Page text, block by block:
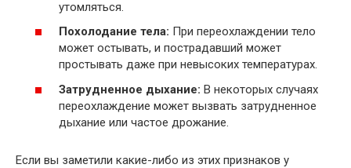
утомляться.
Похолодание тела: При переохлаждении тело
может остывать, и пострадавший может
простывать даже при невысоких температурах.
Затрудненное дыхание: В некоторых случаях
переохлаждение может вызвать затрудненное
дыхание или частое дрожание.
Если вы заметили какие-либо из этих признаков у